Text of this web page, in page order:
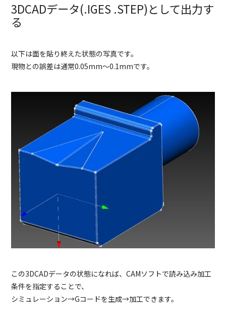
3DCADデータ(.IGES .STEP)として出力す
る
以下は面を貼り終えた状態の写真です。
現物との誤差は通常0.05mm～0.1mmです。
この3DCADデータの状態になれば、CAMソフトで読み込み加工
条件を指定することで、
シミュレーション→Gコードを生成→加工できます。